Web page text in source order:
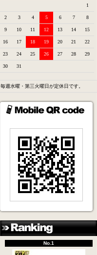
1
2 3 4 5 6 7 8
9 10 11 12 13 14 15
16 17 18 19 20 21 22
23 24 25 26 27 28 29
30 31
毎週水曜・第三火曜日が定休日です。
No.1